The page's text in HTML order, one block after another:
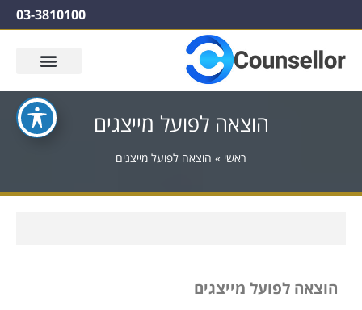
03-3810100
הוצאה לפועל מייצגים
ראשי » הוצאה לפועל מייצגים
הוצאה לפועל מייצגים